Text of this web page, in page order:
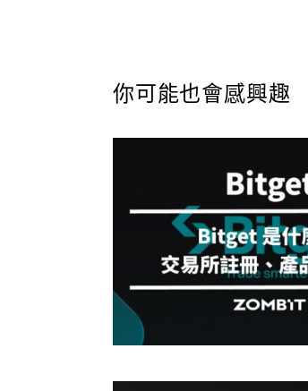
你可能也會感興趣